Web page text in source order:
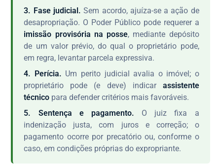
3. Fase judicial. Sem acordo, ajuíza-se a ação de
desapropriação. O Poder Público pode requerer a
imissão provisória na posse, mediante depósito
de um valor prévio, do qual o proprietário pode,
em regra, levantar parcela expressiva.
4. Perícia. Um perito judicial avalia o imóvel; o
proprietário pode (e deve) indicar assistente
técnico para defender critérios mais favoráveis.
5. Sentença e pagamento. O juiz fixa a
indenização justa, com juros e correção; o
pagamento ocorre por precatório ou, conforme o
caso, em condições próprias do expropriante.